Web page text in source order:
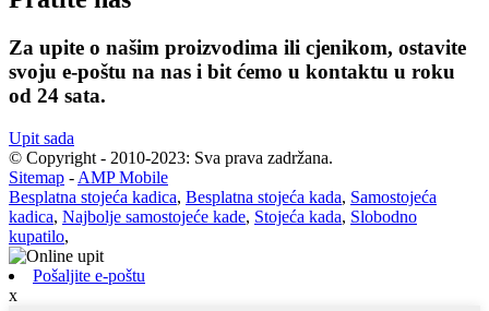
Za upite o našim proizvodima ili cjenikom, ostavite
svoju e-poštu na nas i bit ćemo u kontaktu u roku
od 24 sata.
Upit sada
© Copyright - 2010-2023: Sva prava zadržana.
Sitemap - AMP Mobile
Besplatna stojeća kadica, Besplatna stojeća kada, Samostojeća
kadica, Najbolje samostojeće kade, Stojeća kada, Slobodno
kupatilo,
Pošaljite e-poštu
x